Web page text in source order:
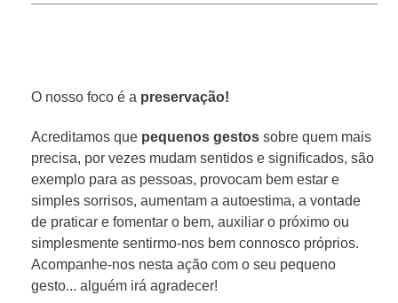
O nosso foco é a preservação!
Acreditamos que pequenos gestos sobre quem mais
precisa, por vezes mudam sentidos e significados, são
exemplo para as pessoas, provocam bem estar e
simples sorrisos, aumentam a autoestima, a vontade
de praticar e fomentar o bem, auxiliar o próximo ou
simplesmente sentirmo-nos bem connosco próprios.
Acompanhe-nos nesta ação com o seu pequeno
gesto... alguém irá agradecer!